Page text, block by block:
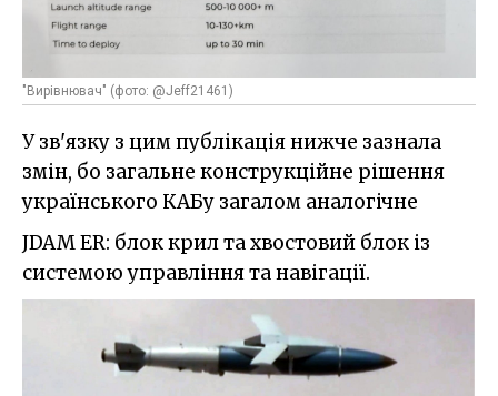
"Вирівнювач" (фото: @Jeff21461)
У зв'язку з цим публікація нижче зазнала
змін, бо загальне конструкційне рішення
українського КАБу загалом аналогічне
JDAM ER: блок крил та хвостовий блок із
системою управління та навігації.